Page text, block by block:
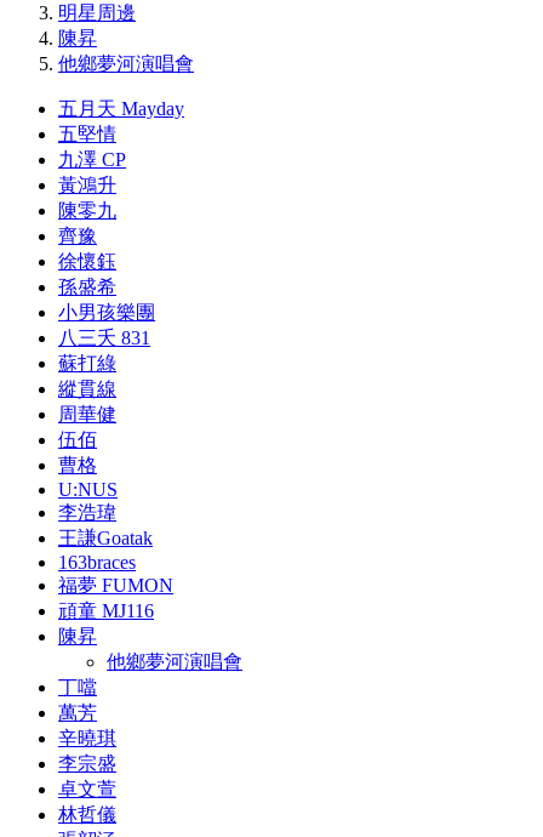
明星周邊
陳昇
他鄉夢河演唱會
五月天 Mayday
五堅情
九澤 CP
黃鴻升
陳零九
齊豫
徐懷鈺
孫盛希
小男孩樂團
八三夭 831
蘇打綠
縱貫線
周華健
伍佰
曹格
U:NUS
李浩瑋
王謙Goatak
163braces
福夢 FUMON
頑童 MJ116
陳昇
他鄉夢河演唱會
丁噹
萬芳
辛曉琪
李宗盛
卓文萱
林哲儀